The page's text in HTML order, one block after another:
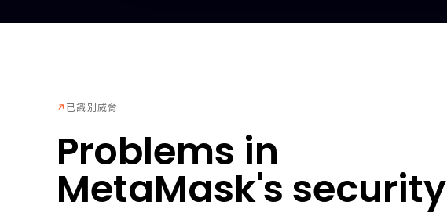
↗ 已識別威脅
Problems in
MetaMask's security